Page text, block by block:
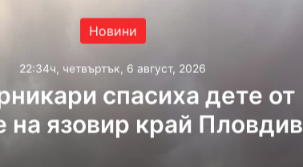
Новини
22:34ч, четвъртък, 6 август, 2026
спасиха дете от
на язовир край Пловдив